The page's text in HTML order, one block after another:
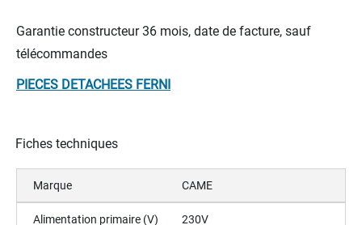
Garantie constructeur 36 mois, date de facture, sauf
télécommandes
PIECES DETACHEES FERNI
Fiches techniques
Marque CAME
Alimentation primaire (V) 230V